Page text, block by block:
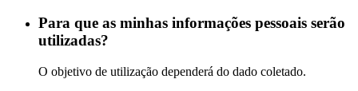
Para que as minhas informações pessoais serão
utilizadas?
O objetivo de utilização dependerá do dado coletado.